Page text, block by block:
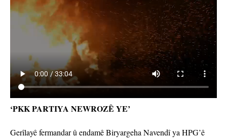
‘PKK PARTIYA NEWROZÊ YE’
Gerîlayê fermandar û endamê Biryargeha Navendî ya HPG’ê